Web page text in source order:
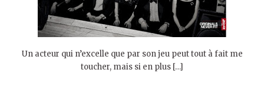
Un acteur qui n’excelle que par son jeu peut tout à fait me
toucher, mais si en plus […]